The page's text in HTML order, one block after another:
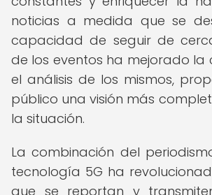
noticias a medida que se
capacidad de seguir de
de los eventos ha mejorado la
el análisis de los mismos,
público una visión más
la situación.
La combinación del
tecnología 5G ha
que se reportan y